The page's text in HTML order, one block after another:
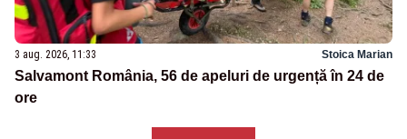
3 aug. 2026, 11:33 Stoica Marian
Salvamont România, 56 de apeluri de urgență în 24 de
ore